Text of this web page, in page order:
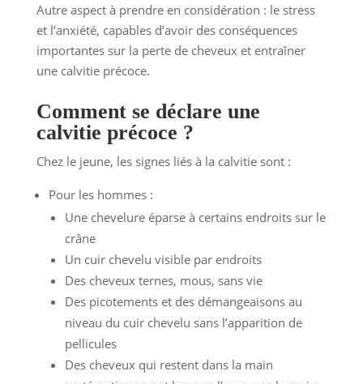
Autre aspect à prendre en considération : le stress
et l’anxiété, capables d’avoir des conséquences
importantes sur la perte de cheveux et entraîner
une calvitie précoce.
Comment se déclare une
calvitie précoce ?
Chez le jeune, les signes liés à la calvitie sont :
Pour les hommes :
Une chevelure éparse à certains endroits sur le
crâne
Un cuir chevelu visible par endroits
Des cheveux ternes, mous, sans vie
Des picotements et des démangeaisons au
niveau du cuir chevelu sans l’apparition de
pellicules
Des cheveux qui restent dans la main